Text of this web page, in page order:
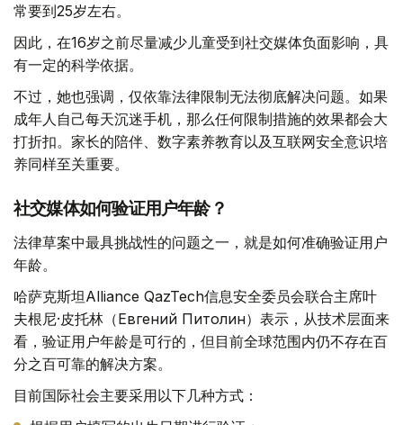
常要到25岁左右。
因此，在16岁之前尽量减少儿童受到社交媒体负面影响，具
有一定的科学依据。
不过，她也强调，仅依靠法律限制无法彻底解决问题。如果
成年人自己每天沉迷手机，那么任何限制措施的效果都会大
打折扣。家长的陪伴、数字素养教育以及互联网安全意识培
养同样至关重要。
社交媒体如何验证用户年龄？
法律草案中最具挑战性的问题之一，就是如何准确验证用户
年龄。
哈萨克斯坦Alliance QazTech信息安全委员会联合主席叶
夫根尼·皮托林（Евгений Питолин）表示，从技术层面来
看，验证用户年龄是可行的，但目前全球范围内仍不存在百
分之百可靠的解决方案。
目前国际社会主要采用以下几种方式：